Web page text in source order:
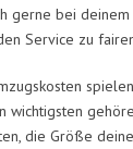
gerne bei deinem
Service zu
wichtigsten
die Größe